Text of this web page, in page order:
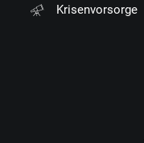
Krisenvorsorge